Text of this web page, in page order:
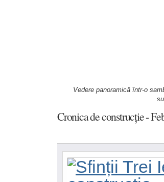
Vedere panoramică într-o
Cronica de construcție -